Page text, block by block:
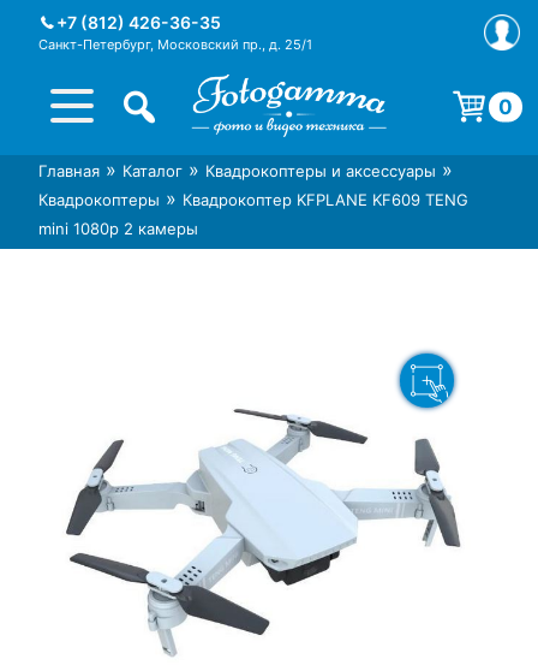
+7 (812) 426-36-35
Санкт-Петербург, Московский пр., д. 25/1
Интернет-магазин фототехники
Foto-Gamma в СПб
Магазин фотоаксессуаров foto-
gamma.ru
0
Корзина пуста.
Главная » Каталог » Квадрокоптеры и аксессуары »
Квадрокоптеры » Квадрокоптер KFPLANE KF609 TENG
mini 1080p 2 камеры